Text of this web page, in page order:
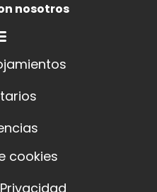
nosotros
cookies